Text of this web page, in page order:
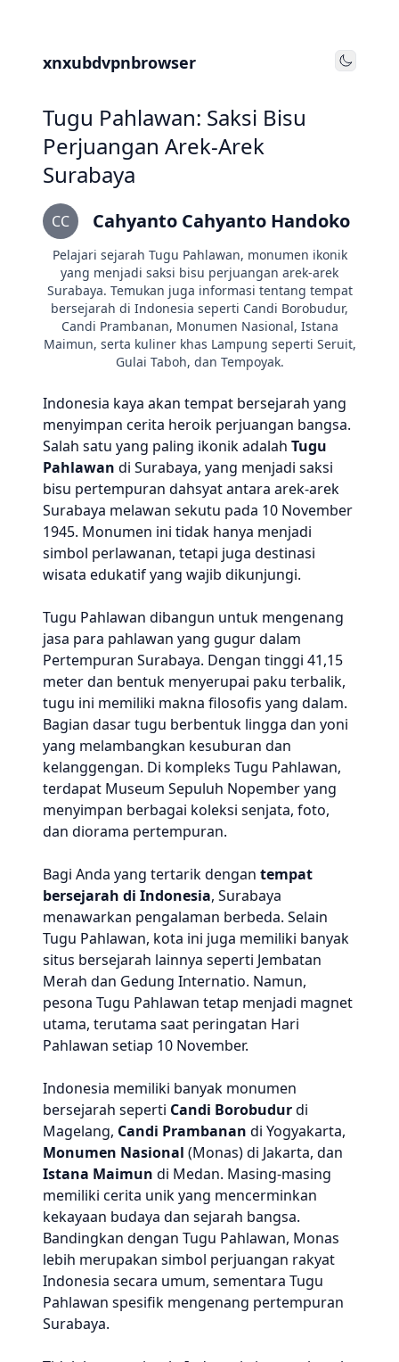
xnxubdvpnbrowser Toggle
Tugu Pahlawan: Saksi Bisu
Perjuangan Arek-Arek
Surabaya
CC Cahyanto Cahyanto Handoko
Pelajari sejarah Tugu Pahlawan, monumen ikonik
yang menjadi saksi bisu perjuangan arek-arek
Surabaya. Temukan juga informasi tentang tempat
bersejarah di Indonesia seperti Candi Borobudur,
Candi Prambanan, Monumen Nasional, Istana
Maimun, serta kuliner khas Lampung seperti Seruit,
Gulai Taboh, dan Tempoyak.
Indonesia kaya akan tempat bersejarah yang
menyimpan cerita heroik perjuangan bangsa.
Salah satu yang paling ikonik adalah Tugu
Pahlawan di Surabaya, yang menjadi saksi
bisu pertempuran dahsyat antara arek-arek
Surabaya melawan sekutu pada 10 November
1945. Monumen ini tidak hanya menjadi
simbol perlawanan, tetapi juga destinasi
wisata edukatif yang wajib dikunjungi.
Tugu Pahlawan dibangun untuk mengenang
jasa para pahlawan yang gugur dalam
Pertempuran Surabaya. Dengan tinggi 41,15
meter dan bentuk menyerupai paku terbalik,
tugu ini memiliki makna filosofis yang dalam.
Bagian dasar tugu berbentuk lingga dan yoni
yang melambangkan kesuburan dan
kelanggengan. Di kompleks Tugu Pahlawan,
terdapat Museum Sepuluh Nopember yang
menyimpan berbagai koleksi senjata, foto,
dan diorama pertempuran.
Bagi Anda yang tertarik dengan tempat
bersejarah di Indonesia, Surabaya
menawarkan pengalaman berbeda. Selain
Tugu Pahlawan, kota ini juga memiliki banyak
situs bersejarah lainnya seperti Jembatan
Merah dan Gedung Internatio. Namun,
pesona Tugu Pahlawan tetap menjadi magnet
utama, terutama saat peringatan Hari
Pahlawan setiap 10 November.
Indonesia memiliki banyak monumen
bersejarah seperti Candi Borobudurdi
Magelang, Candi Prambanan di Yogyakarta,
Monumen Nasional (Monas) di Jakarta, dan
Istana Maimun di Medan. Masing-masing
memiliki cerita unik yang mencerminkan
kekayaan budaya dan sejarah bangsa.
Bandingkan dengan Tugu Pahlawan, Monas
lebih merupakan simbol perjuangan rakyat
Indonesia secara umum, sementara Tugu
Pahlawan spesifik mengenang pertempuran
Surabaya.